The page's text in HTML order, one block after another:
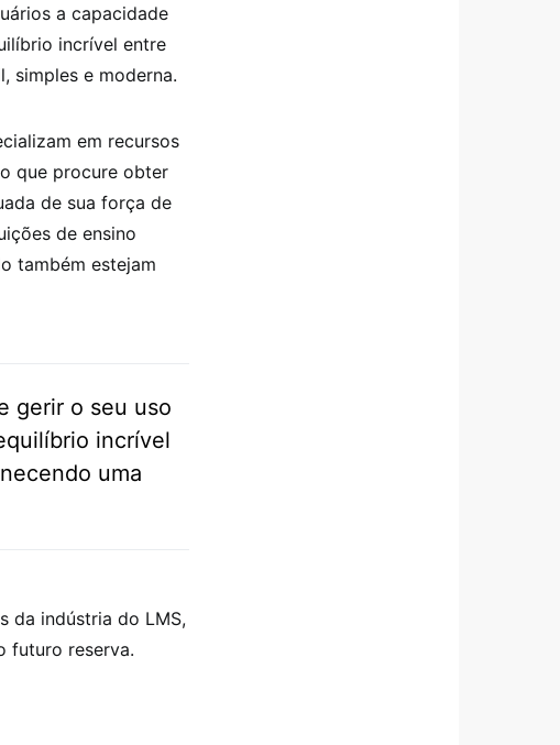
a capacidade
incrível entre
simples e moderna.
em recursos
que procure obter
de sua força de
de ensino
também estejam
gerir o seu uso
incrível
uma
da indústria do LMS,
futuro reserva.